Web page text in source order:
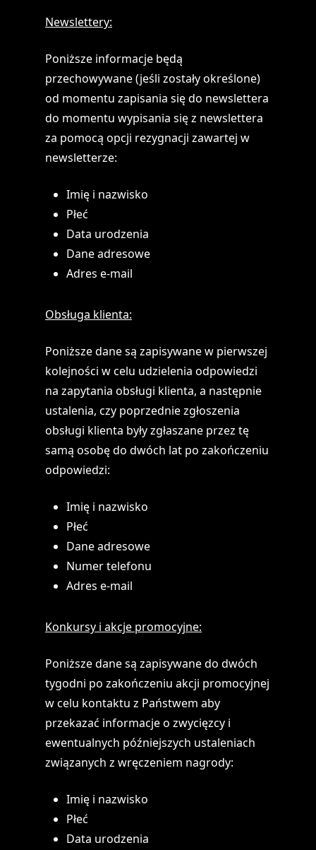
Newslettery:
Poniższe informacje będą
przechowywane (jeśli zostały określone)
od momentu zapisania się do newslettera
do momentu wypisania się z newslettera
za pomocą opcji rezygnacji zawartej w
newsletterze:
Imię i nazwisko
Płeć
Data urodzenia
Dane adresowe
Adres e-mail
Obsługa klienta:
Poniższe dane są zapisywane w pierwszej
kolejności w celu udzielenia odpowiedzi
na zapytania obsługi klienta, a następnie
ustalenia, czy poprzednie zgłoszenia
obsługi klienta były zgłaszane przez tę
samą osobę do dwóch lat po zakończeniu
odpowiedzi:
Imię i nazwisko
Płeć
Dane adresowe
Numer telefonu
Adres e-mail
Konkursy i akcje promocyjne:
Poniższe dane są zapisywane do dwóch
tygodni po zakończeniu akcji promocyjnej
w celu kontaktu z Państwem aby
przekazać informacje o zwycięzcy i
ewentualnych późniejszych ustaleniach
związanych z wręczeniem nagrody:
Imię i nazwisko
Płeć
Data urodzenia